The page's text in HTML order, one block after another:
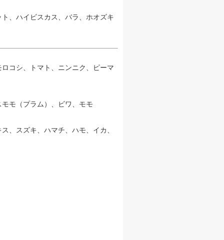
、ハイビスカス、バラ、ホオズキ
コシ、トマト、ニンニク、ピーマ
モ（プラム）、ビワ、モモ
、スズキ、ハマチ、ハモ、イカ、